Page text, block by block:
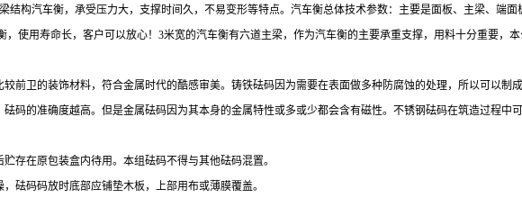
构汽车衡，承受压力大，支撑时间久，不易变形等特点。汽车衡总体技术参数：主要是面板、主梁、端面
，使用寿命长，客户可以放心！3米宽的汽车衡有六道主梁，作为汽车衡的主要承重支撑，用料十分重要，
前卫的装饰材料，符合金属时代的酷感审美。铸铁砝码因为需要在表面做多种防腐蚀的处理，所以可以制成
码的准确度越高。但是金属砝码因为其本身的金属特性或多或少都会含有磁性。不锈钢砝码在筑造过程中
存在原包装盒内待用。本组砝码不得与其他砝码混置。
砝码码放时底部应铺垫木板，上部用布或薄膜覆盖。